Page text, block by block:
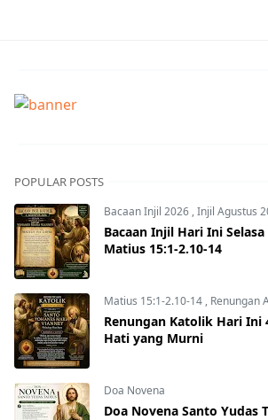
POPULAR POSTS
Bacaan Injil 2026 ,Injil Agustus
Bacaan Injil Hari Ini
Matius 15:1-2.10-14
Matius 15:1-2.10-14 , Renungan
Renungan Katolik Hari Ini
Hati yang Murni
Doa Novena
Doa Novena Santo Yudas